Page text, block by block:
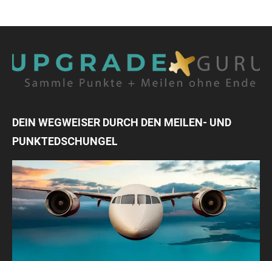
DEIN WEGWEISER DURCH DEN MEILEN- UND
PUNKTEDSCHUNGEL